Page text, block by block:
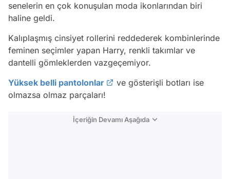
senelerin en çok konuşulan moda ikonlarından biri
haline geldi.
Kalıplaşmış cinsiyet rollerini reddederek kombinlerinde
feminen seçimler yapan Harry, renkli takımlar ve
dantelli gömleklerden vazgeçemiyor.
Yüksek belli pantolonlar
ve gösterişli botları ise
olmazsa olmaz parçaları!
İçeriğin Devamı Aşağıda